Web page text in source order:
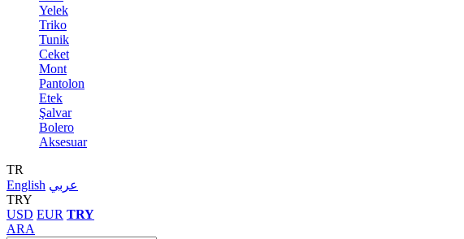
Yelek
Triko
Tunik
Ceket
Mont
Pantolon
Etek
Şalvar
Bolero
Aksesuar
TR
English عربي
TRY
USD EUR TRY
ARA